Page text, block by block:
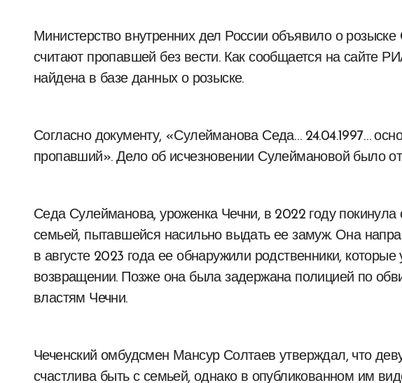
Министерство внутренних дел России объявило о розыске Седы Сулеймановой, которую
считают пропавшей без вести. Как сообщается на сайте
найдена в базе данных о розыске.
Согласно документу, «Сулейманова Седа… 24.04.1997…
пропавший». Дело об исчезновении Сулеймановой было
Седа Сулейманова, уроженка Чечни, в 2022 году
семьей, пытавшейся насильно выдать ее замуж. Она
в августе 2023 года ее обнаружили родственники,
возвращении. Позже она была задержана полицией по
властям Чечни.
Чеченский омбудсмен Мансур Солтаев утверждал, что
счастлива быть с семьей, однако в опубликованном им